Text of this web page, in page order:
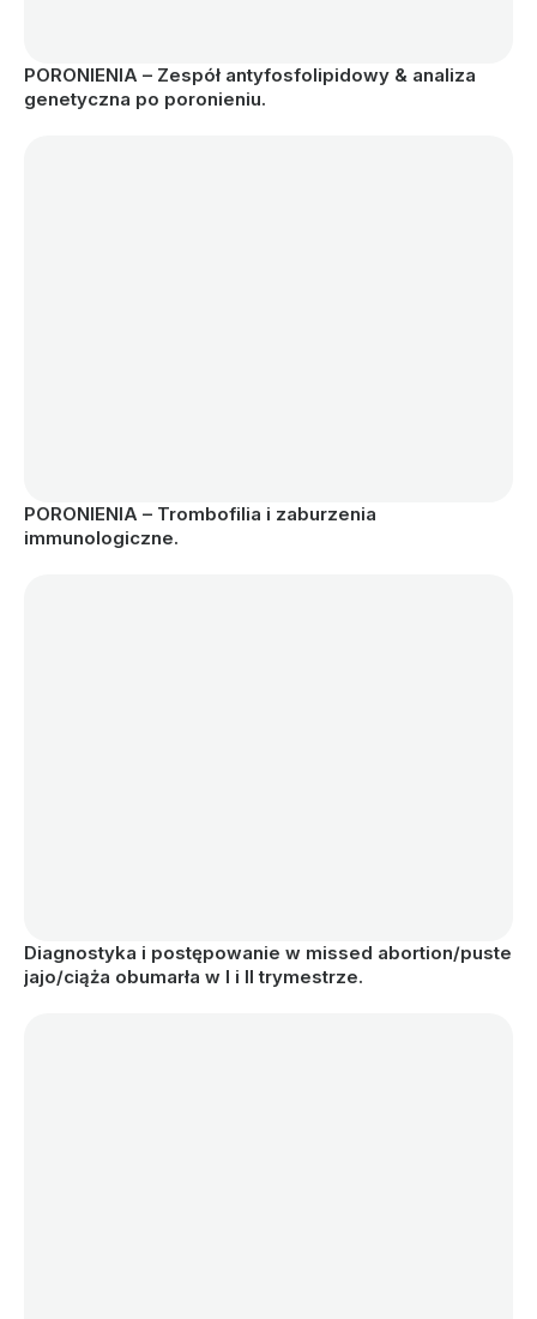
PORONIENIA – Zespół antyfosfolipidowy & analiza
genetyczna po poronieniu.
PORONIENIA – Trombofilia i zaburzenia
immunologiczne.
Diagnostyka i postępowanie w missed abortion/puste
jajo/ciąża obumarła w I i II trymestrze.